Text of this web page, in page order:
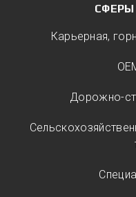
Карьерная,
Дорожно-